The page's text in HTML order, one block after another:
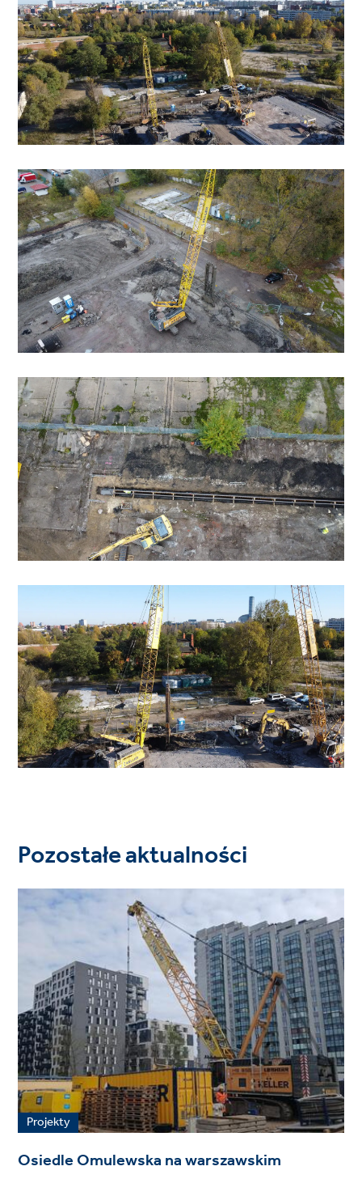
Pozostałe aktualności
Projekty
Osiedle Omulewska na warszawskim